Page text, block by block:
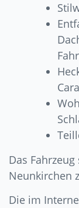
Das
Neunkirchen
Die im